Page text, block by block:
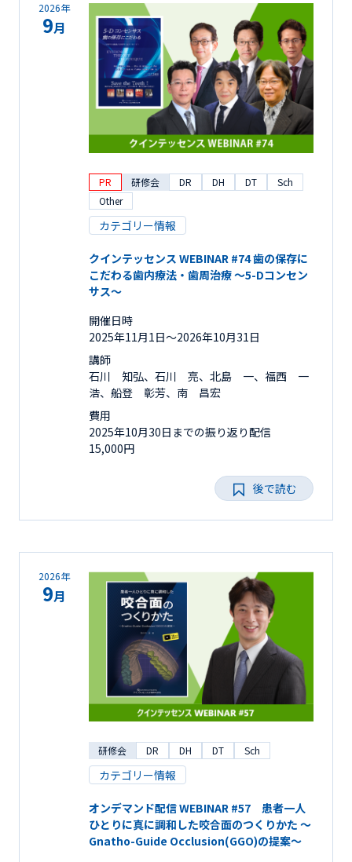
2026年
9月
PR 研修会 DR DH DT
Sch
Other
カテゴリー情報
クインテッセンス WEBINAR #74 歯の保存に
こだわる歯内療法・歯周治療 ～5-Dコンセン
サス～
開催日時
2025年11月1日〜2026年10月31日
講師
石川 知弘、石川 亮、北島 一、福西 一
浩、船登 彰芳、南 昌宏
費用
2025年10月30日までの振り返り配信
15,000円
後で読む
2026年
9月
研修会 DR DH DT Sch
カテゴリー情報
オンデマンド配信 WEBINAR #57 患者一人
ひとりに真に調和した咬合面のつくりかた ～
Gnatho-Guide Occlusion(GGO)の提案～